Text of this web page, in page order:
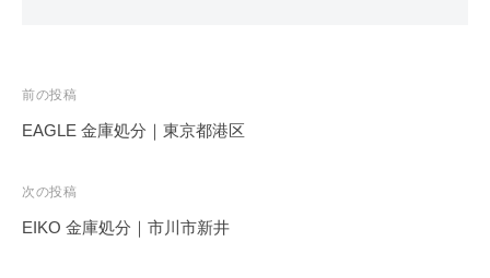
投
稿
ビ
ゲ
前の投稿
EAGLE 金庫処分｜東京都港区
次の投稿
EIKO 金庫処分｜市川市新井